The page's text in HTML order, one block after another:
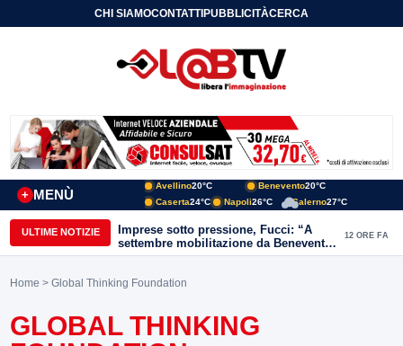
CHI SIAMOCONTATTIPUBBLICITÀCERCA
MENÙ
+
Avellino20°C Benevento20°C
Caserta24°C Napoli26°C Salerno27°C
ULTIME NOTIZIE
Imprese sotto pressione, Fucci: “A
settembre mobilitazione da Benevento
e Avellino”
12 ORE FA
Home > Global Thinking Foundation
GLOBAL THINKING